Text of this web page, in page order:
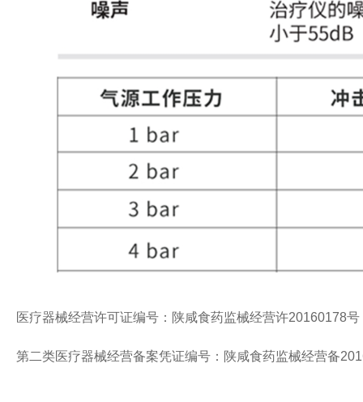
医疗器械经营许可证编号：陕咸食药监械经营许20160178号
第二类医疗器械经营备案凭证编号：陕咸食药监械经营备